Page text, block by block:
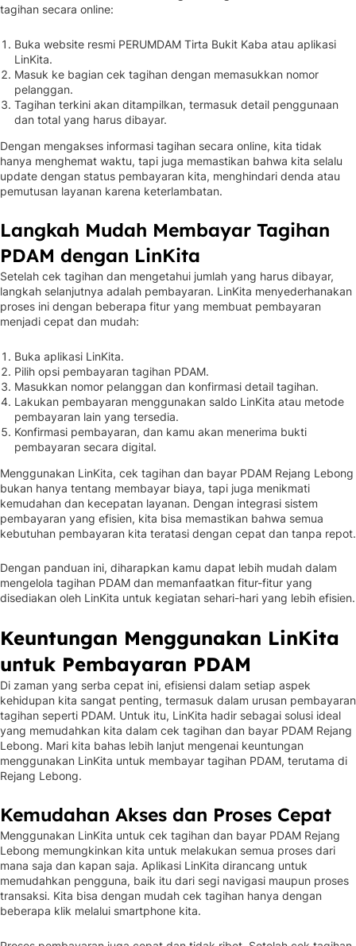
tagihan secara online:
Buka website resmi PERUMDAM Tirta Bukit Kaba atau aplikasi
LinKita.
Masuk ke bagian cek tagihan dengan memasukkan nomor
pelanggan.
Tagihan terkini akan ditampilkan, termasuk detail penggunaan
dan total yang harus dibayar.
Dengan mengakses informasi tagihan secara online, kita tidak
hanya menghemat waktu, tapi juga memastikan bahwa kita selalu
update dengan status pembayaran kita, menghindari denda atau
pemutusan layanan karena keterlambatan.
Langkah Mudah Membayar Tagihan
PDAM dengan LinKita
Setelah cek tagihan dan mengetahui jumlah yang harus dibayar,
langkah selanjutnya adalah pembayaran. LinKita menyederhanakan
proses ini dengan beberapa fitur yang membuat pembayaran
menjadi cepat dan mudah:
Buka aplikasi LinKita.
Pilih opsi pembayaran tagihan PDAM.
Masukkan nomor pelanggan dan konfirmasi detail tagihan.
Lakukan pembayaran menggunakan saldo LinKita atau metode
pembayaran lain yang tersedia.
Konfirmasi pembayaran, dan kamu akan menerima bukti
pembayaran secara digital.
Menggunakan LinKita, cek tagihan dan bayar PDAM Rejang Lebong
bukan hanya tentang membayar biaya, tapi juga menikmati
kemudahan dan kecepatan layanan. Dengan integrasi sistem
pembayaran yang efisien, kita bisa memastikan bahwa semua
kebutuhan pembayaran kita teratasi dengan cepat dan tanpa repot.
Dengan panduan ini, diharapkan kamu dapat lebih mudah dalam
mengelola tagihan PDAM dan memanfaatkan fitur-fitur yang
disediakan oleh LinKita untuk kegiatan sehari-hari yang lebih efisien.
Keuntungan Menggunakan LinKita
untuk Pembayaran PDAM
Di zaman yang serba cepat ini, efisiensi dalam setiap aspek
kehidupan kita sangat penting, termasuk dalam urusan pembayaran
tagihan seperti PDAM. Untuk itu, LinKita hadir sebagai solusi ideal
yang memudahkan kita dalam cek tagihan dan bayar PDAM Rejang
Lebong. Mari kita bahas lebih lanjut mengenai keuntungan
menggunakan LinKita untuk membayar tagihan PDAM, terutama di
Rejang Lebong.
Kemudahan Akses dan Proses Cepat
Menggunakan LinKita untuk cek tagihan dan bayar PDAM Rejang
Lebong memungkinkan kita untuk melakukan semua proses dari
mana saja dan kapan saja. Aplikasi LinKita dirancang untuk
memudahkan pengguna, baik itu dari segi navigasi maupun proses
transaksi. Kita bisa dengan mudah cek tagihan hanya dengan
beberapa klik melalui smartphone kita.